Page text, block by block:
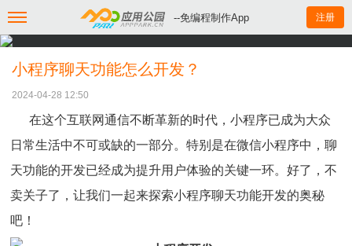
--免编程制作App 注册
小程序聊天功能怎么开发？
2024-04-28 12:50
在这个互联网通信不断革新的时代，小程序已成为大众
日常生活中不可或缺的一部分。特别是在微信小程序中，聊
天功能的开发已经成为提升用户体验的关键一环。好了，不
卖关子了，让我们一起来探索小程序聊天功能开发的奥秘
吧！